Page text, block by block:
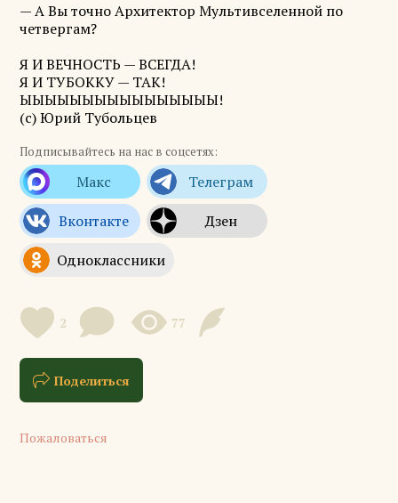
— А Вы точно Архитектор Мультивселенной по
четвергам?
Я И ВЕЧНОСТЬ — ВСЕГДА!
Я И ТУБОККУ — ТАК!
ЫЫЫЫЫЫЫЫЫЫЫЫЫЫЫЫ!
(с) Юрий Тубольцев
Подписывайтесь на нас в соцсетях:
2 77
Поделиться
Пожаловаться